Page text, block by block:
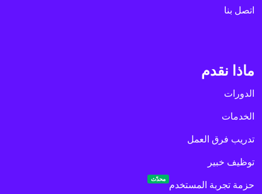
اتصل بنا
ماذا نقدم
الدورات
الخدمات
تدريب فرق العمل
توظيف خبير
حزمة تجربة المستخدم
محدّث